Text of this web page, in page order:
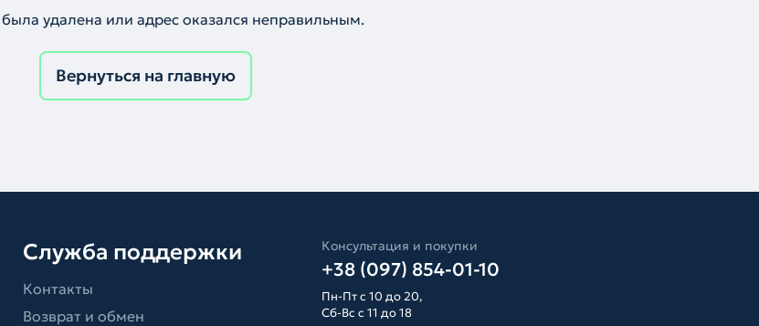
удалена или адрес оказался неправильным.
Вернуться на главную
Служба поддержки
Контакты
Возврат и обмен
Консультация и покупки
+38 (097) 854-01-10
Пн-Пт с 10 до 20,
Сб-Вс с 11 до 18